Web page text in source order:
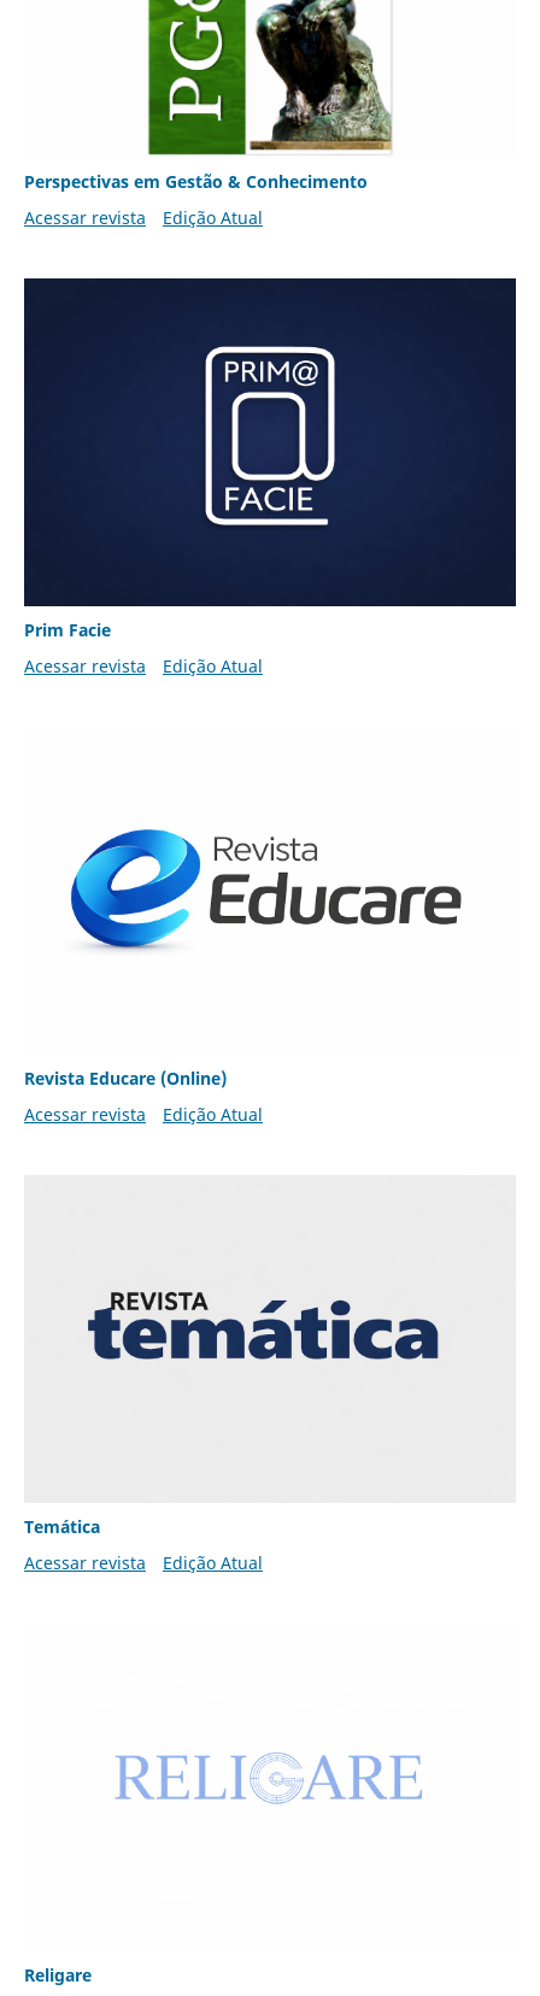
Perspectivas em Gestão & Conhecimento
Acessar revista
Edição Atual
Prim Facie
Acessar revista
Edição Atual
Revista Educare (Online)
Acessar revista
Edição Atual
Temática
Acessar revista
Edição Atual
Religare